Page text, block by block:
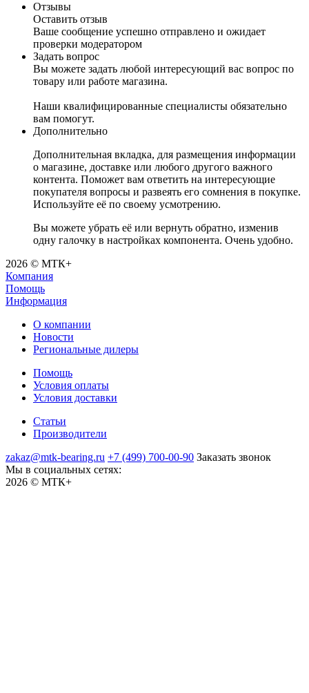
Отзывы
Оставить отзыв
Ваше сообщение успешно отправлено и ожидает
проверки модератором
Задать вопрос
Вы можете задать любой интересующий вас вопрос по
товару или работе магазина.
Наши квалифицированные специалисты обязательно
вам помогут.
Дополнительно
Дополнительная вкладка, для размещения информации
о магазине, доставке или любого другого важного
контента. Поможет вам ответить на интересующие
покупателя вопросы и развеять его сомнения в покупке.
Используйте её по своему усмотрению.
Вы можете убрать её или вернуть обратно, изменив
одну галочку в настройках компонента. Очень удобно.
2026 © МТК+
Компания
Помощь
Информация
О компании
Новости
Региональные дилеры
Помощь
Условия оплаты
Условия доставки
Статьи
Производители
zakaz@mtk-bearing.ru +7 (499) 700-00-90 Заказать звонок
Мы в социальных сетях:
2026 © МТК+